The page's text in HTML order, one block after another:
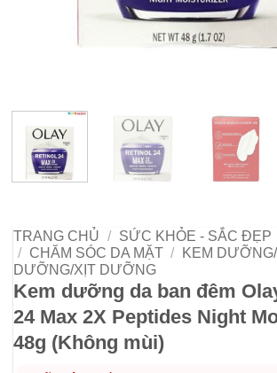
TRANG CHỦ / SỨC KHỎE - SẮC ĐẸP
/
CHĂM SÓC DA MẶT /
KEM
DƯỠNG/XỊT DƯỠNG
Kem dưỡng da ban đêm
24 Max 2X Peptides Night
48g (Không mùi)